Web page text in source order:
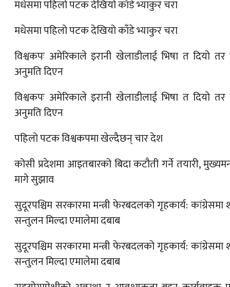
मधेसमा पहिलो पटक देखियो काँडे भ्याकुर चरा
मधेसमा पहिलो पटक देखियो काँडे भ्याकुर चरा
विश्वकपः अमेरिकाले इरानी खेलाडीलाई भिषा त दियो
अनुमति दिएन
विश्वकपः अमेरिकाले इरानी खेलाडीलाई भिषा त दियो
अनुमति दिएन
पहिलो पटक विश्वकपमा खेल्दैछन् चार देश
कोसी प्रदेशमा आइतबारको बिदा कटौती गर्ने तयारी,
मागे सुझाव
सुदूरपश्चिम सरकारमा मन्त्री फेरबदलको गृहकार्य: कांग्रेसमा
सन्तुलन मिल्दा एमालेमा दबाब
सुदूरपश्चिम सरकारमा मन्त्री फेरबदलको गृहकार्य: कांग्रेसमा
सन्तुलन मिल्दा एमालेमा दबाब